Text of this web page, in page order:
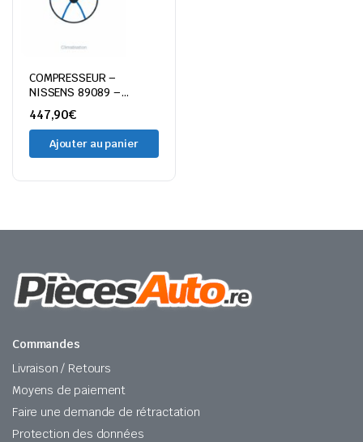
COMPRESSEUR –
NISSENS 89089 –
Mercedes Classe A
447,90€
Ajouter au panier
Commandes
Livraison / Retours
Moyens de paiement
Faire une demande de rétractation
Protection des données